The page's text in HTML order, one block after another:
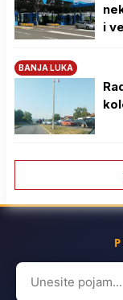
i
BANJA LUKA
Search
for: